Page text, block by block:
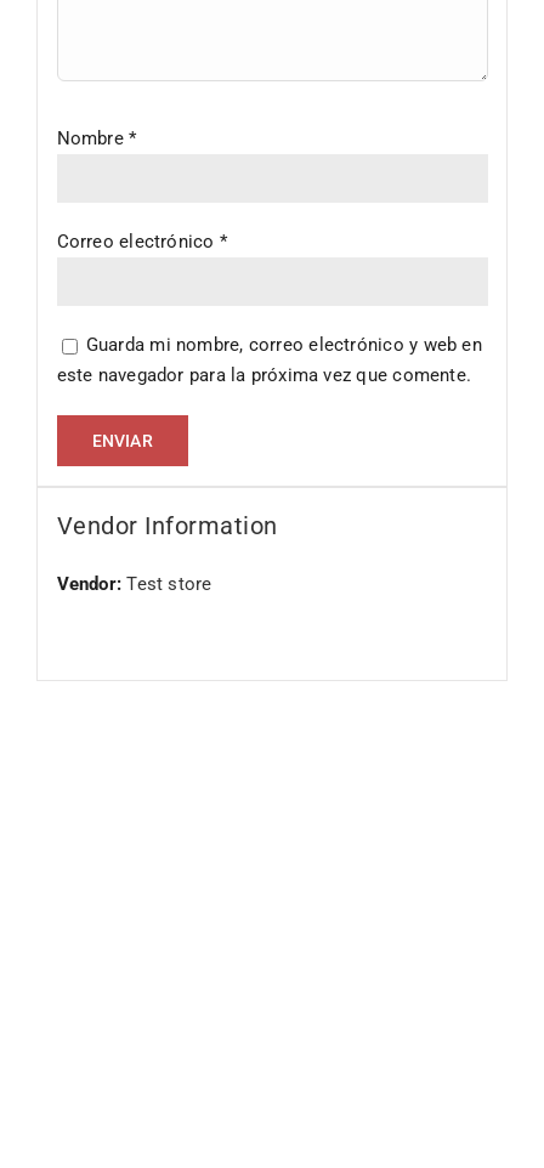
Nombre*
Correo electrónico *
Guarda mi nombre, correo electrónico y web en
este navegador para la próxima vez que comente.
Vendor Information
Vendor:Test store